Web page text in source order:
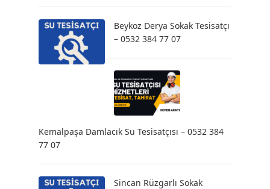
Beykoz Derya Sokak Tesisatçı
– 0532 384 77 07
Kemalpaşa Damlacık Su Tesisatçısı – 0532 384
77 07
Sincan Rüzgarlı Sokak